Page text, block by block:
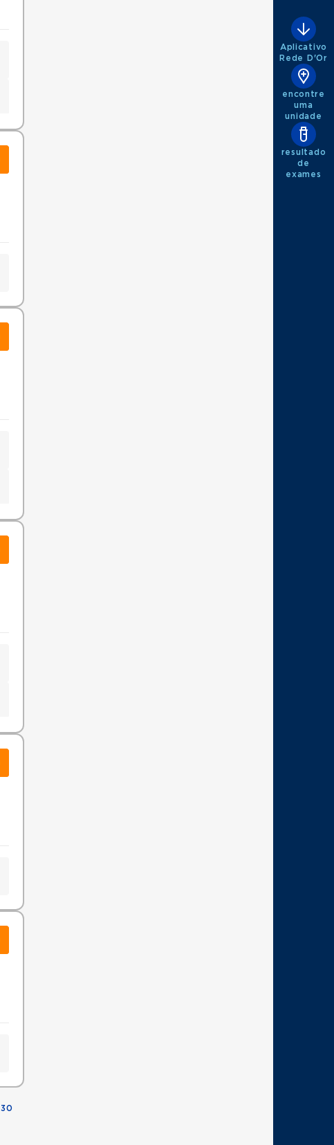
30
Aplicativo
Rede D'Or
encontre
uma
unidade
resultado
de
exames